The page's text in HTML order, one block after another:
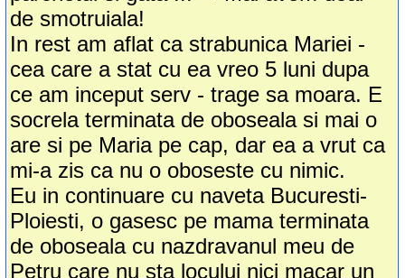
de smotruiala!
In rest am aflat ca strabunica Mariei -
cea care a stat cu ea vreo 5 luni dupa
ce am inceput serv - trage sa moara. E
socrela terminata de oboseala si mai o
are si pe Maria pe cap, dar ea a vrut ca
mi-a zis ca nu o oboseste cu nimic.
Eu in continuare cu naveta Bucuresti-
Ploiesti, o gasesc pe mama terminata
de oboseala cu nazdravanul meu de
Petru care nu sta locului nici macar un